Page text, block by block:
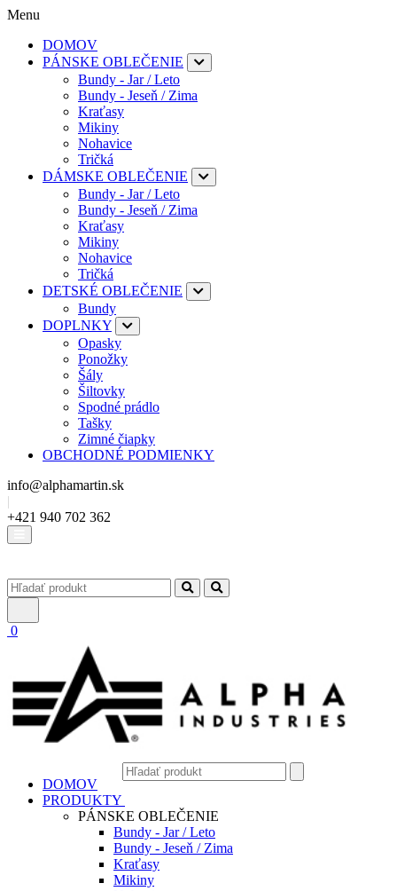
Menu
DOMOV
PÁNSKE OBLEČENIE
Bundy - Jar / Leto
Bundy - Jeseň / Zima
Kraťasy
Mikiny
Nohavice
Tričká
DÁMSKE OBLEČENIE
Bundy - Jar / Leto
Bundy - Jeseň / Zima
Kraťasy
Mikiny
Nohavice
Tričká
DETSKÉ OBLEČENIE
Bundy
DOPLNKY
Opasky
Ponožky
Šály
Šiltovky
Spodné prádlo
Tašky
Zimné čiapky
OBCHODNÉ PODMIENKY
info@alphamartin.sk
|
+421 940 702 362
0
DOMOV
PRODUKTY
PÁNSKE OBLEČENIE
Bundy - Jar / Leto
Bundy - Jeseň / Zima
Kraťasy
Mikiny